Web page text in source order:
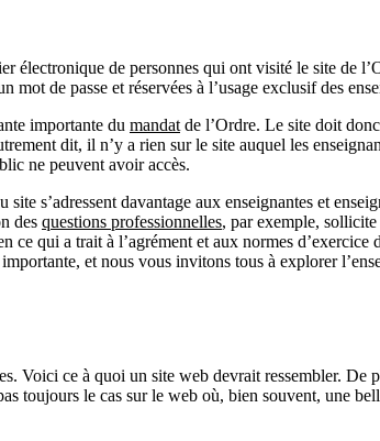
électronique de personnes qui ont visité le site de
mot de passe et réservées à l’usage exclusif des
importante du mandat de l’Ordre. Le site doit
dit, il n’y a rien sur le site auquel les
ne peuvent avoir accès.
s’adressent davantage aux enseignantes et
des questions professionnelles, par exemple,
ce qui a trait à l’agrément et aux normes
et nous vous invitons tous à explorer
Voici ce à quoi un site web devrait ressembler. De
toujours le cas sur le web où, bien souvent, une